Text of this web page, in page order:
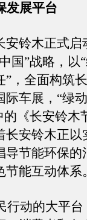
展平台
铃木正式启
国”战略，以
，全面构筑
车展，“绿
《长安铃木
安铃木正以
节能环保的
节能互动体系
动的大平台